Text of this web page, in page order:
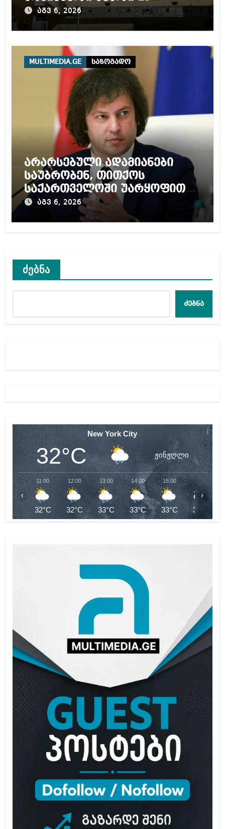
წლამდე პატიმრობას
ითვალისწინებს
აგვ 6, 2026
MULTIMEDIA.GE საზოგადო
არარსებული ადამიანები
საუბრობენ, თითქოს
საქართველოში უარყოფითი
გარემოა შექმნილი რუსი
ტურისტებისთვის, ჩვენი კარი
აგვ 6, 2026
ძებნა
ძებნა
New York City
32°C ჟინჟღლი
11:00
32°C
12:00
32°C
13:00
33°C
14:00
33°C
15:00
33°C
16:00
32°C
‹ ›